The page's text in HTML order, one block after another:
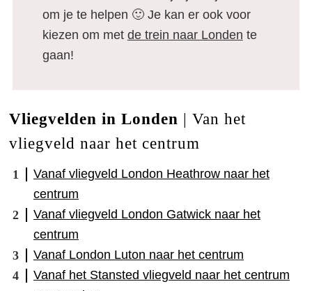
om je te helpen 🙂 Je kan er ook voor
kiezen om met de trein naar Londen te
gaan!
Vliegvelden in Londen | Van het
vliegveld naar het centrum
Vanaf vliegveld London Heathrow naar het
centrum
Vanaf vliegveld London Gatwick naar het
centrum
Vanaf London Luton naar het centrum
Vanaf het Stansted vliegveld naar het centrum